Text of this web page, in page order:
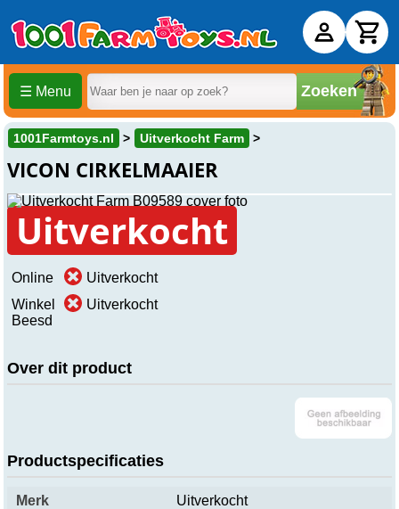
☰ Menu Zoeken
1001Farmtoys.nl Uitverkocht Farm
VICON CIRKELMAAIER
Uitverkocht
Online
Uitverkocht
Winkel
Beesd
Uitverkocht
Over dit product
Productspecificaties
Merk
Uitverkocht